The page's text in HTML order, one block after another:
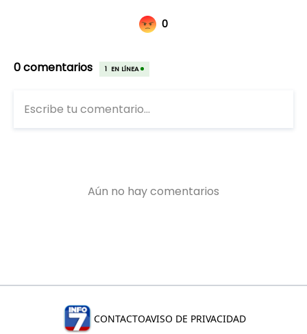
CONTACTOAVISO DE PRIVACIDAD